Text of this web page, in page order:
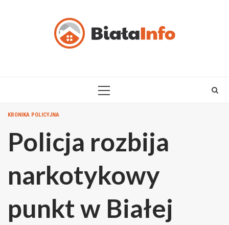
PRIMARY
KRONIKA POLICYJNA
Policja rozbija
narkotykowy
punkt w Białej